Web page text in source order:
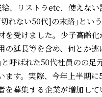
、リストラetc．使えない
れない50代]の末路｣とい
を受けました。少子高齢
の延長等を含め、何とか逃
呼ばれた50代社員のの足
ます。実際、今年上半期
を募集する企業が増加し